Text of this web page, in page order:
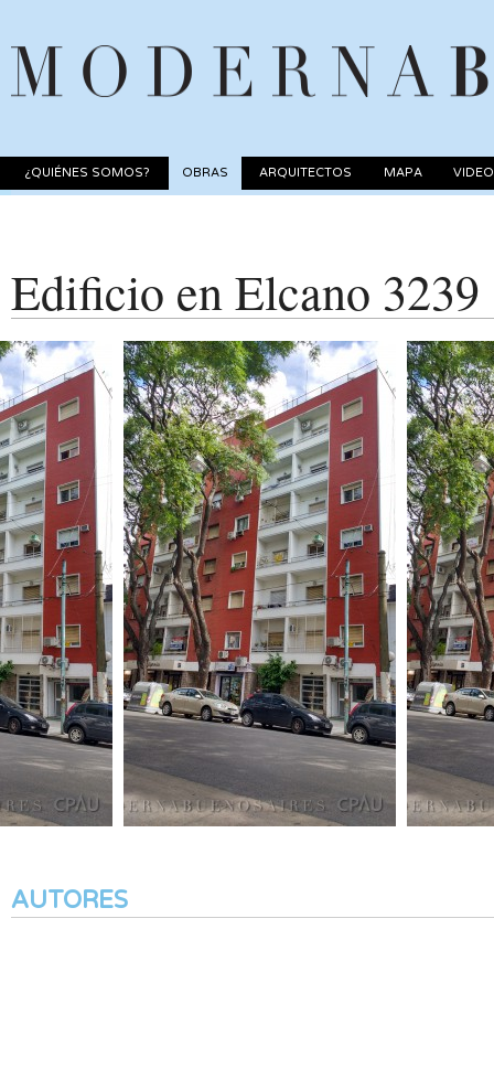
¿QUIÉNES SOMOS? OBRAS ARQUITECTOS MAPA
Edificio en Elcano 3239
AUTORES